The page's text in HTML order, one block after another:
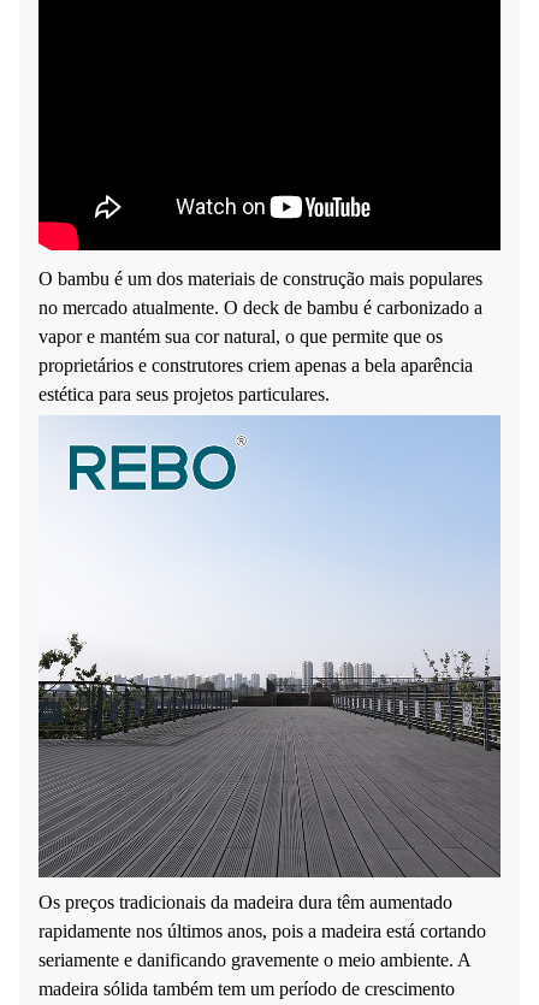
O bambu é um dos materiais de construção mais populares
no mercado atualmente. O deck de bambu é carbonizado a
vapor e mantém sua cor natural, o que permite que os
proprietários e construtores criem apenas a bela aparência
estética para seus projetos particulares.
Os preços tradicionais da madeira dura têm aumentado
rapidamente nos últimos anos, pois a madeira está cortando
seriamente e danificando gravemente o meio ambiente. A
madeira sólida também tem um período de crescimento